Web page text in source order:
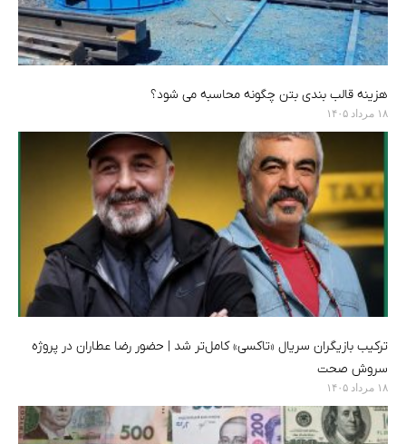
هزینه قالب بندی بتن چگونه محاسبه می شود؟
۱۸ مرداد ۱۴۰۵
ترکیب بازیگران سریال «تاکسی» کامل‌تر شد | حضور رضا عطاران در پروژه
سروش صحت
۱۸ مرداد ۱۴۰۵